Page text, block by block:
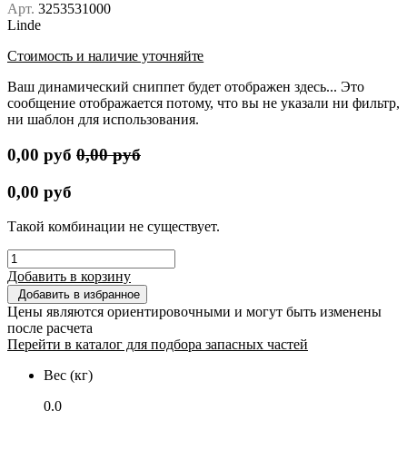
Арт. 3253531000
Linde
Стоимость и наличие уточняйте
Ваш динамический сниппет будет отображен здесь... Это
сообщение отображается потому, что вы не указали ни фильтр,
ни шаблон для использования.
0,00 руб 0,00руб
0,00 руб
Такой комбинации не существует.
Добавить в корзину
Добавить в избранное
Цены являются ориентировочными и могут быть изменены
после расчета
Перейти в каталог для подбора запасных частей
Вес (кг)
0.0